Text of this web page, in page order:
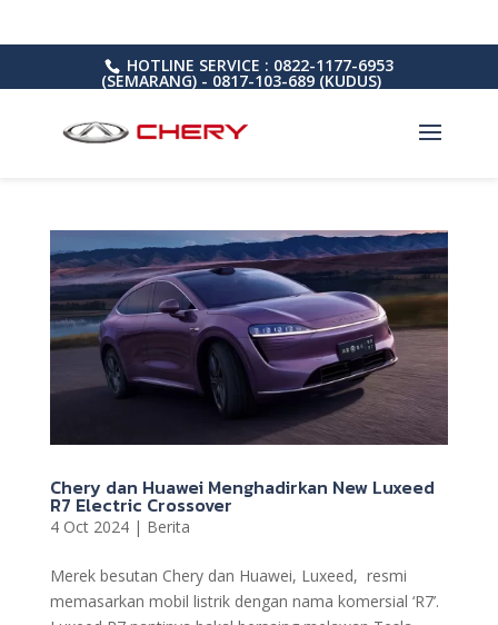
HOTLINE SERVICE : 0822-1177-6953
(SEMARANG) - 0817-103-689 (KUDUS)
Chery dan Huawei Menghadirkan New Luxeed
R7 Electric Crossover
4 Oct 2024| Berita
Merek besutan Chery dan Huawei, Luxeed, resmi
memasarkan mobil listrik dengan nama komersial ‘R7’.